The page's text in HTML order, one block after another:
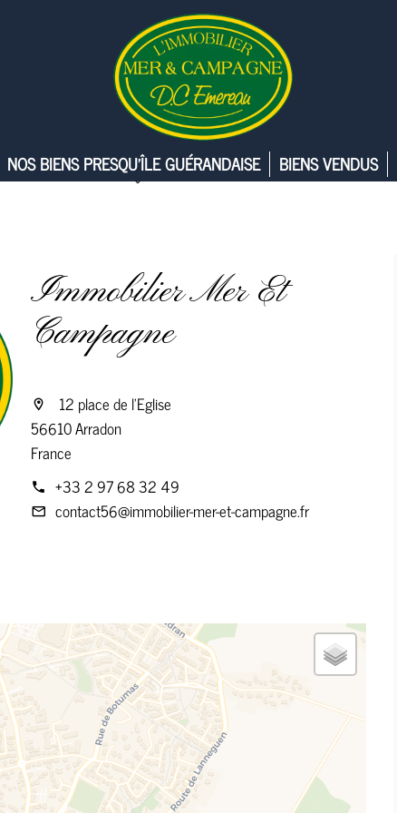
NOS BIENS PRESQU’ÎLE GUÉRANDAISE BIENS VENDUS
Immobilier Mer Et
Campagne
12 place de l’Eglise
56610 Arradon
France
+33 2 97 68 32 49
contact56@immobilier-mer-et-campagne.fr